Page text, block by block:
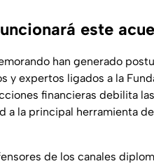
este
han generado
y expertos ligados a la
financieras debilita
a la principal herramienta
de los canales